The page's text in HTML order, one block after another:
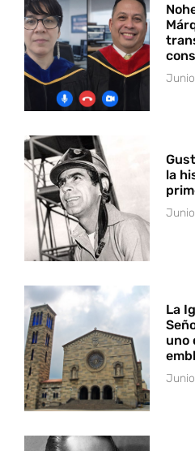
la
La
uno